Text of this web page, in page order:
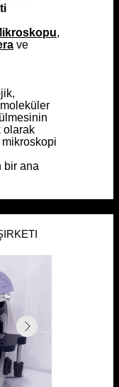
,
ve
olarak
bir ana
,
ve
olarak
bir ana